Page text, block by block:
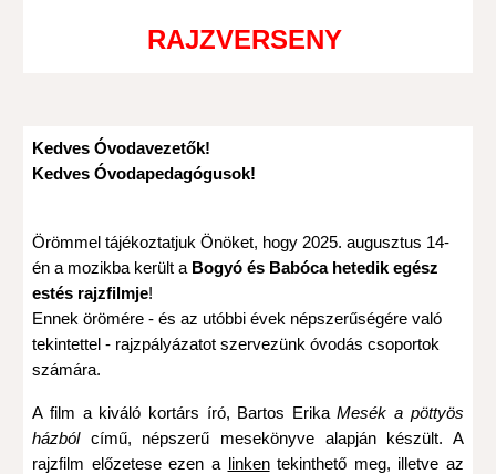
RAJZVERSENY
Kedves Óvodavezetők!
Kedves Óvodapedagógusok!
Örömmel tájékoztatjuk Önöket, hogy 2025. augusztus 14-
én a mozikba került a Bogyó és Babóca hetedik egész
estés rajzfilmje!
Ennek örömére - és az utóbbi évek népszerűségére való
tekintettel - rajzpályázatot szervezünk óvodás csoportok
számára.
A film a kiváló kortárs író, Bartos ErikaMesék a pöttyös
házbólcímű, népszerű mesekönyve alapján készült. A
rajzfilm előzetese ezen a
linkentekinthető meg, illetve az